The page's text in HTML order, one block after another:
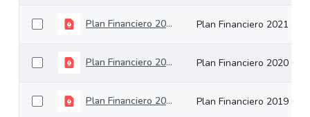
Plan Financiero 2021 Plan Financiero 2021
Plan Financiero 2020 Plan Financiero 2020
Plan Financiero 2019 Plan Financiero 2019